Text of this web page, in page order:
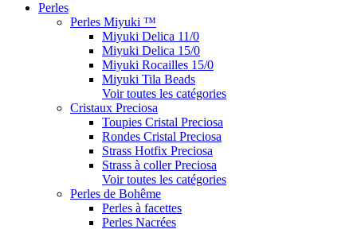
Perles
Perles Miyuki ™
Miyuki Delica 11/0
Miyuki Delica 15/0
Miyuki Rocailles 15/0
Miyuki Tila Beads
Voir toutes les catégories
Cristaux Preciosa
Toupies Cristal Preciosa
Rondes Cristal Preciosa
Strass Hotfix Preciosa
Strass à coller Preciosa
Voir toutes les catégories
Perles de Bohême
Perles à facettes
Perles Nacrées